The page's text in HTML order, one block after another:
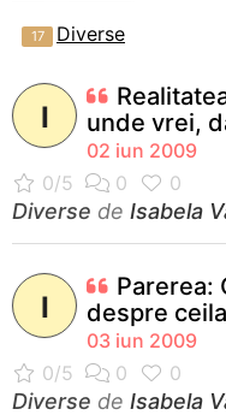
Diverse
I
unde vrei,
02 iun 2009
Diverse de Isabela
I
Parerea:
despre
03 iun 2009
Diverse de Isabela